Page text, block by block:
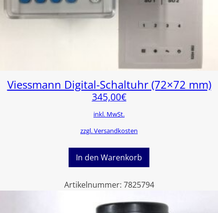
Viessmann Digital-Schaltuhr (72×72 mm)
345,00€
inkl. MwSt.
zzgl. Versandkosten
In den Warenkorb
Artikelnummer: 7825794